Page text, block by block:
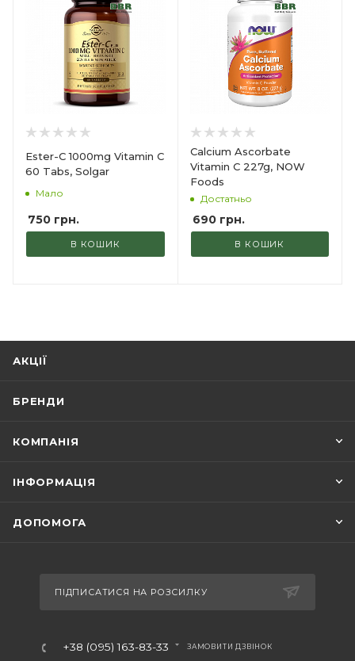
Ester-C 1000mg Vitamin C
60 Tabs, Solgar
Мало
750 грн.
В КОШИК
Calcium Ascorbate
Vitamin C 227g, NOW
Foods
Достатньо
690грн.
В КОШИК
АКЦІЇ
БРЕНДИ
КОМПАНІЯ
ІНФОРМАЦІЯ
ДОПОМОГА
ПІДПИСАТИСЯ НА РОЗСИЛКУ
+38 (095) 163-83-33 ЗАМОВИТИ ДЗВІНОК